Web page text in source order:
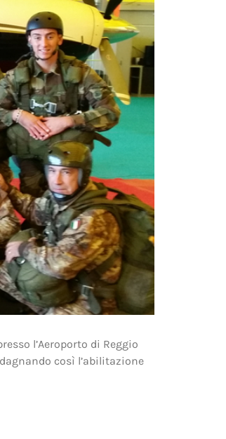
l’Aeroporto di Reggio
così l’abilitazione